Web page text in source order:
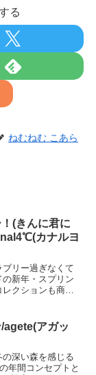
る
ねむねむ こあら
(きんに君に
カナルヨ
リー過ぎなくて
新年・スプリン
クションも商品
紹介していく。
agete(アガッ
深い森を感じる
年間コンセプトと